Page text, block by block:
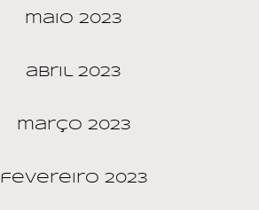
maio 2023
abril 2023
março 2023
fevereiro 2023